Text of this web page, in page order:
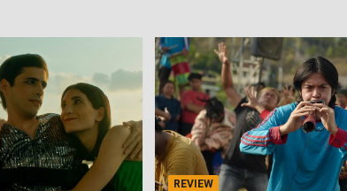
REVIEW